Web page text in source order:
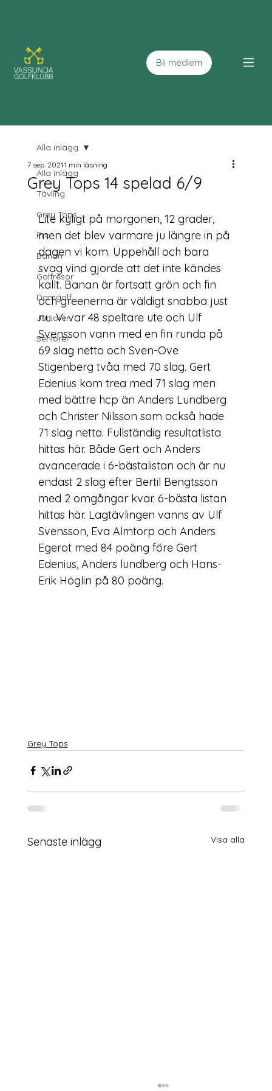
Bli medlem
Alla inlägg
Tävling
Grey Tops
Pro
Banan
Golfresor
Damgolf
Juniorer
Seniorer
Alla inlägg
Grey Tops 14 spelad 6/9
7 sep. 20211 min läsning
Lite kyligt på morgonen, 12 grader,
men det blev varmare ju längre in på
dagen vi kom. Uppehåll och bara
svag vind gjorde att det inte kändes
kallt. Banan är fortsatt grön och fin
och greenerna är väldigt snabba just
nu. Vi var 48 speltare ute och Ulf
Svensson vann med en fin runda på
69 slag netto och Sven-Ove
Stigenberg tvåa med 70 slag. Gert
Edenius kom trea med 71 slag men
med bättre hcp än Anders Lundberg
och Christer Nilsson som också hade
71 slag netto. Fullständig resultatlista
hittas här. Både Gert och Anders
avancerade i 6-bästalistan och är nu
endast 2 slag efter Bertil Bengtsson
med 2 omgångar kvar. 6-bästa listan
hittas här. Lagtävlingen vanns av Ulf
Svensson, Eva Almtorp och Anders
Egerot med 84 poäng före Gert
Edenius, Anders lundberg och Hans-
Erik Höglin på 80 poäng.
Grey Tops
Senaste inlägg Visa alla